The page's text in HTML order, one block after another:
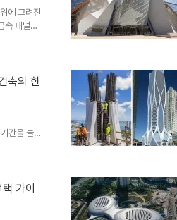
에 그려진
속 패널은
게 만들거
High
반해
축의 한
간을 늘리
면 뜯어
이어달
, 왜 짓기
가이